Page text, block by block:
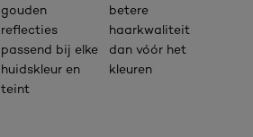
gouden
reflecties
passend bij elke
huidskleur en
teint
betere
haarkwaliteit
dan vóór het
kleuren